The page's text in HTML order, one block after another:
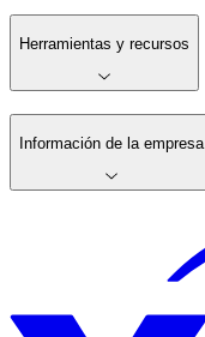
Herramientas y recursos
Información de la empresa